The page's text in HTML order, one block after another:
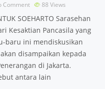
Comment 88 Views
SOEHARTO Sarasehan
Kesaktian Pancasila yang
baru ini mendiskusikan
disampaikan kepada
di Jakarta.
antara lain